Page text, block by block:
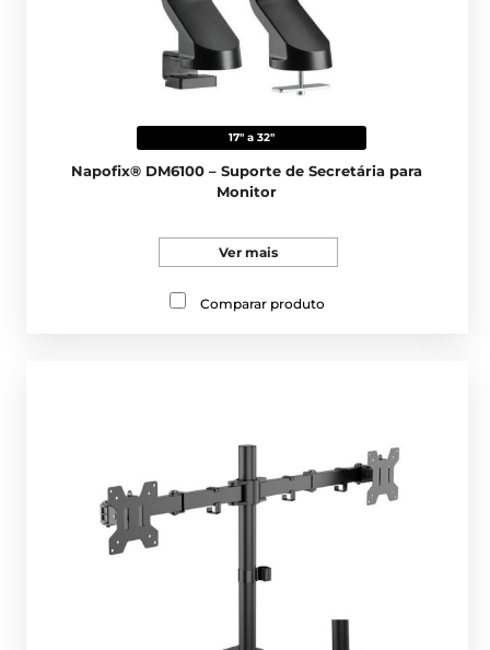
17" a 32"
Napofix® DM6100 – Suporte de Secretária para
Monitor
Ver mais
Comparar produto